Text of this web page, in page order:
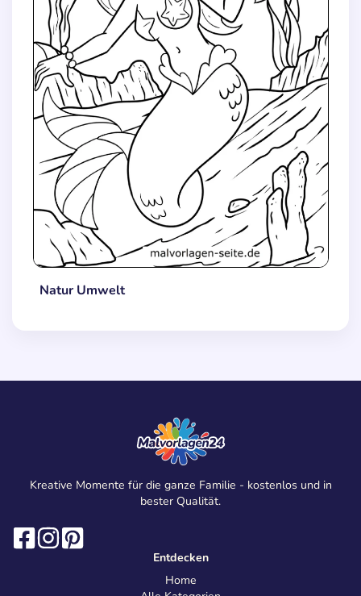
Natur Umwelt
Kreative Momente für die ganze Familie - kostenlos und in
bester Qualität.
Entdecken
Home